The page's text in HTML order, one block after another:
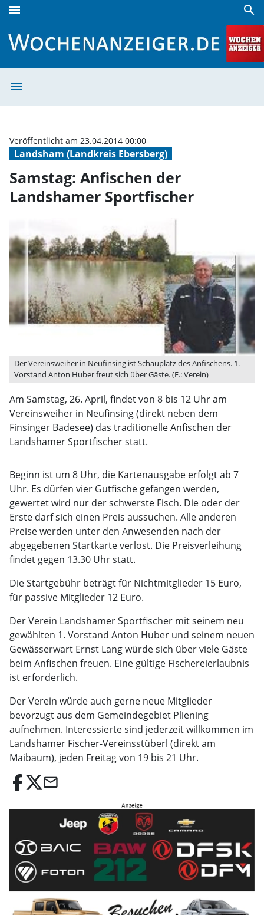
menu search
menu
Landsham (Landkreis Ebersberg)
Veröffentlicht am 23.04.2014 00:00
Samstag: Anfischen der
Landshamer Sportfischer
Der Vereinsweiher in Neufinsing ist Schauplatz des Anfischens. 1.
Vorstand Anton Huber freut sich über Gäste. (F.: Verein)
Am Samstag, 26. April, findet von 8 bis 12 Uhr am
Vereinsweiher in Neufinsing (direkt neben dem
Finsinger Badesee) das traditionelle Anfischen der
Landshamer Sportfischer statt.
Beginn ist um 8 Uhr, die Kartenausgabe erfolgt ab 7
Uhr. Es dürfen vier Gutfische gefangen werden,
gewertet wird nur der schwerste Fisch. Die oder der
Erste darf sich einen Preis aussuchen. Alle anderen
Preise werden unter den Anwesenden nach der
abgegebenen Startkarte verlost. Die Preisverleihung
findet gegen 13.30 Uhr statt.
Die Startgebühr beträgt für Nichtmitglieder 15 Euro,
für passive Mitglieder 12 Euro.
Der Verein Landshamer Sportfischer mit seinem neu
gewählten 1. Vorstand Anton Huber und seinem neuen
Gewässerwart Ernst Lang würde sich über viele Gäste
beim Anfischen freuen. Eine gültige Fischereierlaubnis
ist erforderlich.
Der Verein würde auch gerne neue Mitglieder 
bevorzugt aus dem Gemeindegebiet Pliening 
aufnehmen. Interessierte sind jederzeit willkommen im
Landshamer Fischer-Vereinsstüberl (direkt am
Maibaum), jeden Freitag von 19 bis 21 Uhr.
email